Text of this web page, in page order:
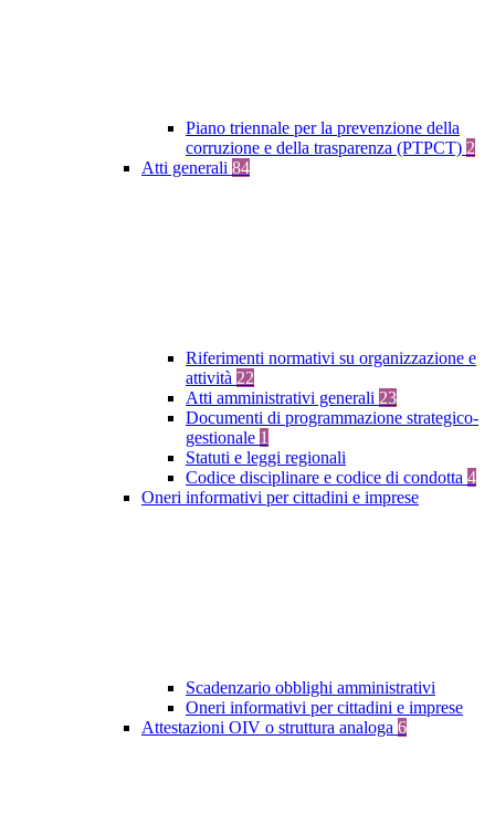
Piano triennale per la prevenzione della
corruzione e della trasparenza (PTPCT) 2
Atti generali 84
Riferimenti normativi su organizzazione e
attività 22
Atti amministrativi generali 23
Documenti di programmazione strategico-
gestionale 1
Statuti e leggi regionali
Codice disciplinare e codice di condotta 4
Oneri informativi per cittadini e imprese
Scadenzario obblighi amministrativi
Oneri informativi per cittadini e imprese
Attestazioni OIV o struttura analoga 6